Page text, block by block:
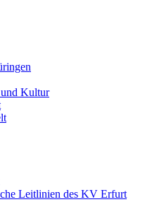
und Kultur
Leitlinien des KV Erfurt